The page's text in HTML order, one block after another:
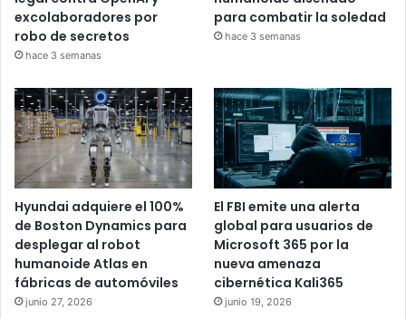
excolaboradores por
robo de secretos
hace 3 semanas
para combatir la soledad
hace 3 semanas
Hyundai adquiere el 100%
de Boston Dynamics para
desplegar al robot
humanoide Atlas en
fábricas de automóviles
junio 27, 2026
El FBI emite una alerta
global para usuarios de
Microsoft 365 por la
nueva amenaza
cibernética Kali365
junio 19, 2026